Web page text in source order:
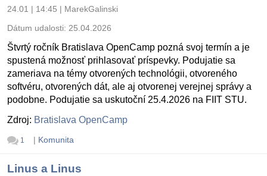
24.01 | 14:45 | MarekGalinski
Dátum udalosti: 25.04.2026
Štvrtý ročník Bratislava OpenCamp pozná svoj termín a je
spustená možnosť prihlasovať príspevky. Podujatie sa
zameriava na témy otvorených technológii, otvoreného
softvéru, otvorených dát, ale aj otvorenej verejnej správy a
podobne. Podujatie sa uskutoční 25.4.2026 na FIIT STU.
Zdroj: Bratislava OpenCamp
1 | Komunita
Linus a Linus